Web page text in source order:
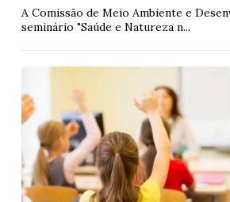
A Comissão de Meio Ambiente e
seminário "Saúde e Natureza n...